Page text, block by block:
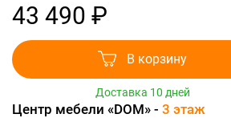
43 490 ₽
В корзину
Доставка 10 дней
Центр мебели «DOM» - 3 этаж